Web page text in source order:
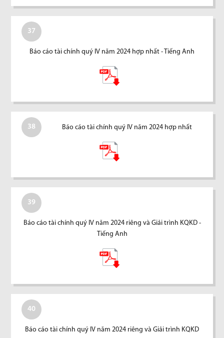
37
Báo cáo tài chính quý IV năm 2024 hợp nhất - Tiếng Anh
38 Báo cáo tài chính quý IV năm 2024 hợp nhất
39
Báo cáo tài chính quý IV năm 2024 riêng và Giải trình KQKD -
Tiếng Anh
40
Báo cáo tài chính quý IV năm 2024 riêng và Giải trình KQKD